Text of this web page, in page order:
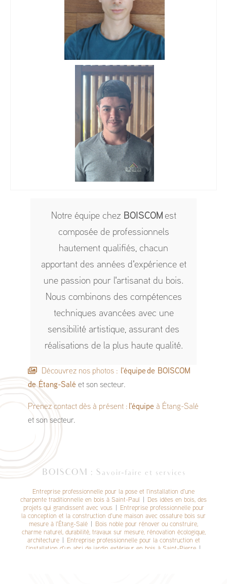
Notre équipe chez BOISCOM est
composée de professionnels
hautement qualifiés, chacun
apportant des années d'expérience et
une passion pour l'artisanat du bois.
Nous combinons des compétences
techniques avancées avec une
sensibilité artistique, assurant des
réalisations de la plus haute qualité.
Découvrez nos photos : l'équipe de BOISCOM
de Étang-Salé et son secteur.
Prenez contact dès à présent : l'équipe à Étang-Salé
et son secteur.
BOISCOM : Savoir-faire et services
Entreprise professionnelle pour la pose et l'installation d'une
charpente traditionnelle en bois à Saint-Paul
Des idées en bois, des
projets qui grandissent avec vous|
Entreprise professionnelle pour
la conception et la construction d'une maison avec ossature bois sur
mesure à l'Étang-Salé
Bois noble pour rénover ou construire,
charme naturel, durabilité, travaux sur mesure, rénovation écologique,
architecture|
Entreprise professionnelle pour la construction et
l'installation d'un abri de jardin extérieur en bois à Saint-Pierre|